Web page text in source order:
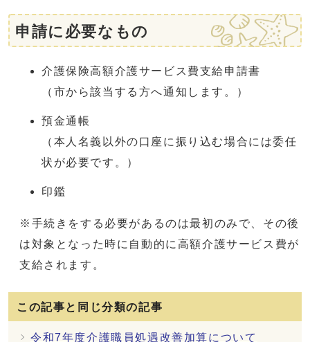
申請に必要なもの
介護保険高額介護サービス費支給申請書
（市から該当する方へ通知します。）
預金通帳
（本人名義以外の口座に振り込む場合には委任
状が必要です。）
印鑑
※手続きをする必要があるのは最初のみで、その後
は対象となった時に自動的に高額介護サービス費が
支給されます。
この記事と同じ分類の記事
令和7年度介護職員処遇改善加算について